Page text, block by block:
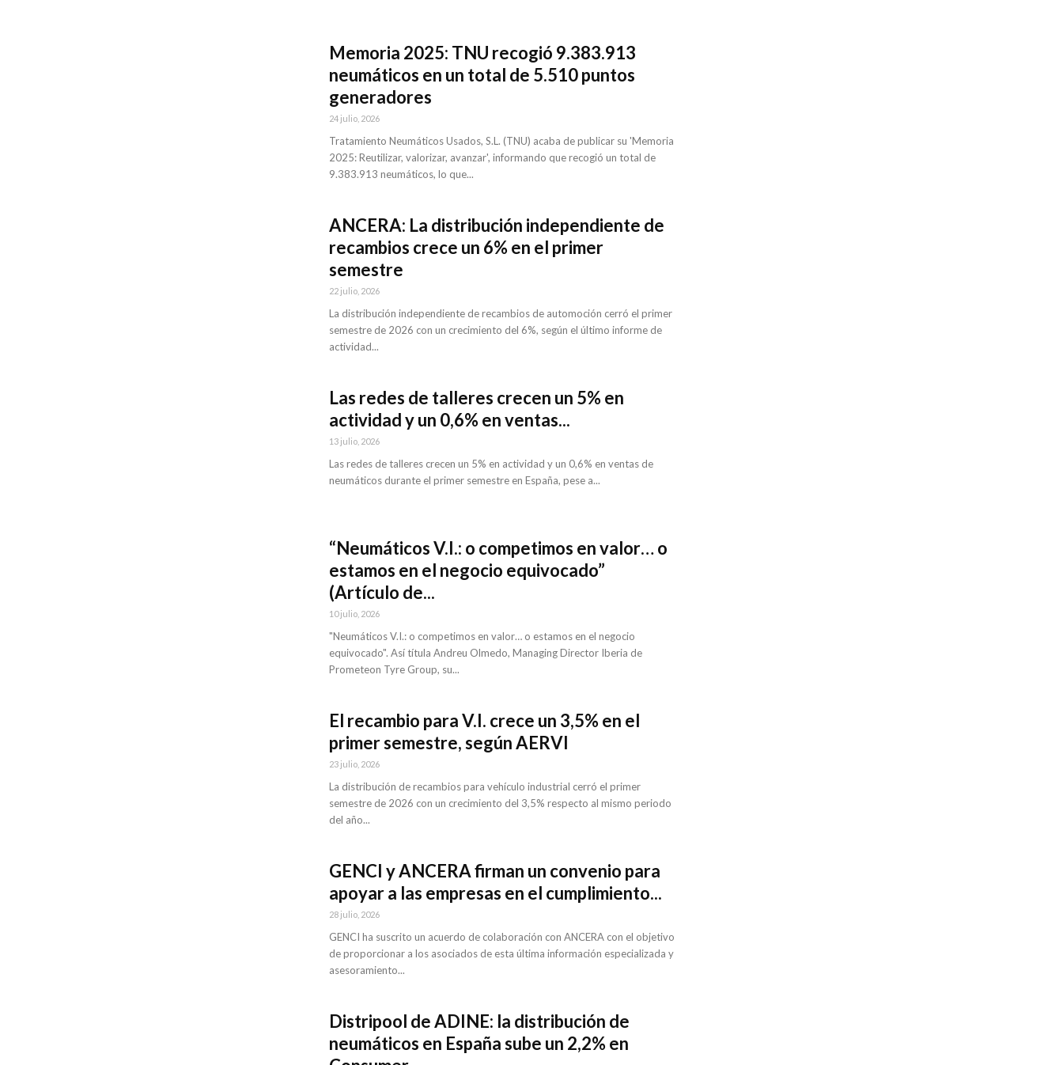
Memoria 2025: TNU recogió 9.383.913
neumáticos en un total de 5.510 puntos
generadores
24 julio, 2026
Tratamiento Neumáticos Usados, S.L. (TNU) acaba de publicar su 'Memoria
2025: Reutilizar, valorizar, avanzar', informando que recogió un total de
9.383.913 neumáticos, lo que...
ANCERA: La distribución independiente de
recambios crece un 6% en el primer
semestre
22 julio, 2026
La distribución independiente de recambios de automoción cerró el primer
semestre de 2026 con un crecimiento del 6%, según el último informe de
actividad...
Las redes de talleres crecen un 5% en
actividad y un 0,6% en ventas...
13 julio, 2026
Las redes de talleres crecen un 5% en actividad y un 0,6% en ventas de
neumáticos durante el primer semestre en España, pese a...
“Neumáticos V.I.: o competimos en valor… o
estamos en el negocio equivocado”
(Artículo de...
10 julio, 2026
"Neumáticos V.I.: o competimos en valor… o estamos en el negocio
equivocado". Así títula Andreu Olmedo, Managing Director Iberia de
Prometeon Tyre Group, su...
El recambio para V.I. crece un 3,5% en el
primer semestre, según AERVI
23 julio, 2026
La distribución de recambios para vehículo industrial cerró el primer
semestre de 2026 con un crecimiento del 3,5% respecto al mismo periodo
del año...
GENCI y ANCERA firman un convenio para
apoyar a las empresas en el cumplimiento...
28 julio, 2026
GENCI ha suscrito un acuerdo de colaboración con ANCERA con el objetivo
de proporcionar a los asociados de esta última información especializada y
asesoramiento...
Distripool de ADINE: la distribución de
neumáticos en España sube un 2,2% en